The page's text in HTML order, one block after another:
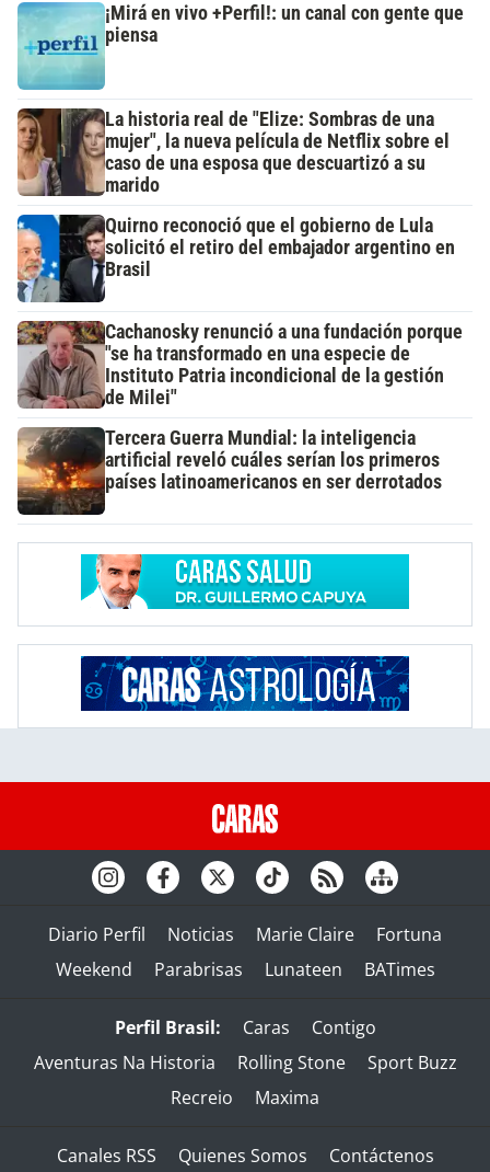
¡Mirá en vivo +Perfil!: un canal con gente que
piensa
La historia real de "Elize: Sombras de una
mujer", la nueva película de Netflix sobre el
caso de una esposa que descuartizó a su
marido
Quirno reconoció que el gobierno de Lula
solicitó el retiro del embajador argentino en
Brasil
Cachanosky renunció a una fundación porque
"se ha transformado en una especie de
Instituto Patria incondicional de la gestión
de Milei"
Tercera Guerra Mundial: la inteligencia
artificial reveló cuáles serían los primeros
países latinoamericanos en ser derrotados
Diario Perfil Noticias Marie Claire
Fortuna
Weekend
Parabrisas Lunateen BATimes
Perfil Brasil: Caras
Contigo
Aventuras Na Historia
Rolling Stone
Sport Buzz
Recreio
Maxima
Canales RSS Quienes Somos Contáctenos